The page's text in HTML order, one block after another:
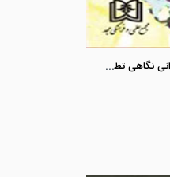
حمایت حقوقی از گیاهان دارویی ایرانی نگاهی تطبیقی و کاربردی